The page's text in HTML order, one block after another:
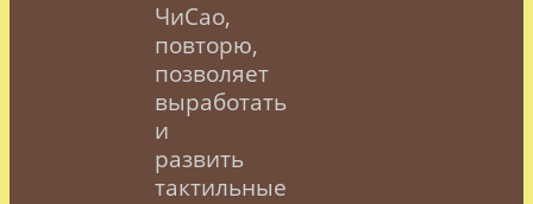
ЧиСао,
повторю,
позволяет
выработать
и
развить
тактильные